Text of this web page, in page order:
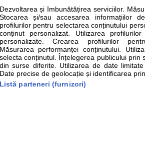
pe sfatulmedicului.ro au scop informativ si
pe langa informatia primita pe sfatulmedicului.ro
-
a
Parteneri
Inscriere clinica
Dezvoltarea și îmbunătățirea serviciilor.
Stocarea și/sau accesarea informațiilor
profilurilor pentru selectarea conținutului
conținut personalizat. Utilizarea
personalizate. Crearea profilurilor
Măsurarea performanței conținutului.
selecta conținutul. Înțelegerea publicului prin
din surse diferite. Utilizarea de date
Date precise de geolocație și identificarea
Listă parteneri (furnizori)